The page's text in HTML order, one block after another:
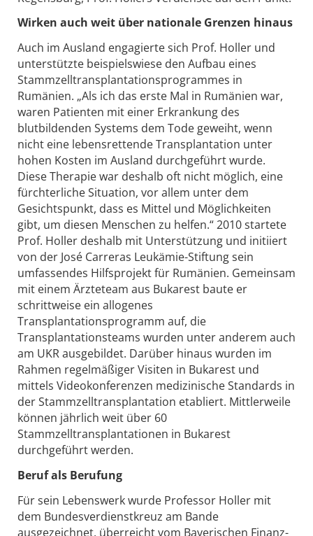
Wirken auch weit über nationale Grenzen hinaus
Auch im Ausland engagierte sich Prof. Holler und
unterstützte beispielswiese den Aufbau eines
Stammzelltransplantationsprogrammes in
Rumänien. „Als ich das erste Mal in Rumänien war,
waren Patienten mit einer Erkrankung des
blutbildenden Systems dem Tode geweiht, wenn
nicht eine lebensrettende Transplantation unter
hohen Kosten im Ausland durchgeführt wurde.
Diese Therapie war deshalb oft nicht möglich, eine
fürchterliche Situation, vor allem unter dem
Gesichtspunkt, dass es Mittel und Möglichkeiten
gibt, um diesen Menschen zu helfen.“ 2010 startete
Prof. Holler deshalb mit Unterstützung und initiiert
von der José Carreras Leukämie-Stiftung sein
umfassendes Hilfsprojekt für Rumänien. Gemeinsam
mit einem Ärzteteam aus Bukarest baute er
schrittweise ein allogenes
Transplantationsprogramm auf, die
Transplantationsteams wurden unter anderem auch
am UKR ausgebildet. Darüber hinaus wurden im
Rahmen regelmäßiger Visiten in Bukarest und
mittels Videokonferenzen medizinische Standards in
der Stammzelltransplantation etabliert. Mittlerweile
können jährlich weit über 60
Stammzelltransplantationen in Bukarest
durchgeführt werden.
Beruf als Berufung
Für sein Lebenswerk wurde Professor Holler mit
dem Bundesverdienstkreuz am Bande
ausgezeichnet, überreicht vom Bayerischen Finanz-